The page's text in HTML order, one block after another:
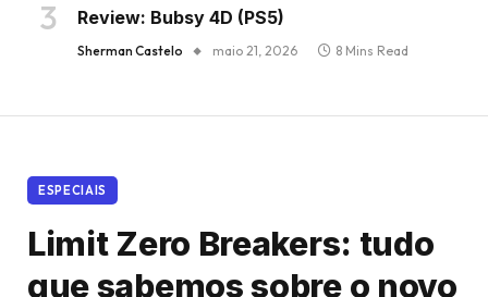
Review: Bubsy 4D (PS5)
Sherman Castelo maio 21, 2026 8 Mins Read
ESPECIAIS
Limit Zero Breakers: tudo
que sabemos sobre o novo